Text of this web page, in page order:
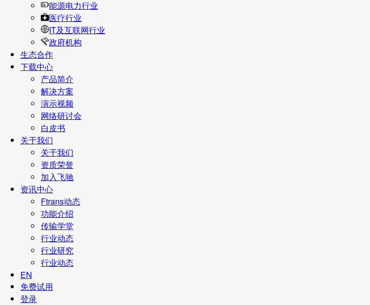
能源电力行业
医疗行业
IT及互联网行业
政府机构
生态合作
下载中心
产品简介
解决方案
演示视频
网络研讨会
白皮书
关于我们
关于我们
资质荣誉
加入飞驰
资讯中心
Ftrans动态
功能介绍
传输学堂
行业动态
行业研究
行业动态
EN
免费试用
登录